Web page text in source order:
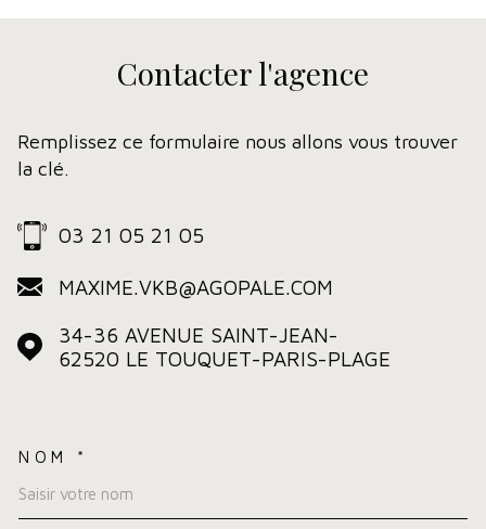
Contacterl'agence
Remplissez ce formulaire nous allons vous trouver
la clé.
03 21 05 21 05
MAXIME.VKB@AGOPALE.COM
34-36 AVENUE SAINT-JEAN-
62520
LE TOUQUET-PARIS-PLAGE
NOM *